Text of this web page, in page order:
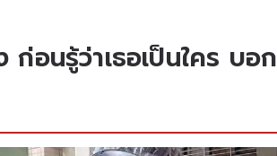
อนรู้ว่าเธอเป็นใคร บอก